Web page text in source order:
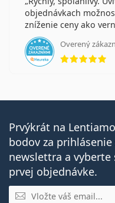
objednávkach
zníženie ceny ako
Overený
Prvýkrát na
bodov za
newslettra a vyberte
prvej objednávke.
E-mail